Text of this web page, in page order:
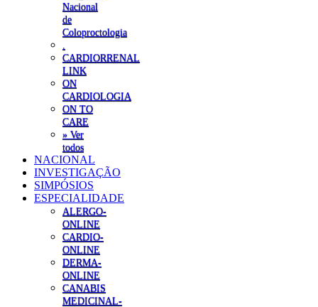
Nacional
de
Coloproctologia
CARDIORRENAL
LINK
ON
CARDIOLOGIA
ON TO
CARE
» Ver
todos
NACIONAL
INVESTIGAÇÃO
SIMPÓSIOS
ESPECIALIDADE
ALERGO-
ONLINE
CARDIO-
ONLINE
DERMA-
ONLINE
CANABIS
MEDICINAL-